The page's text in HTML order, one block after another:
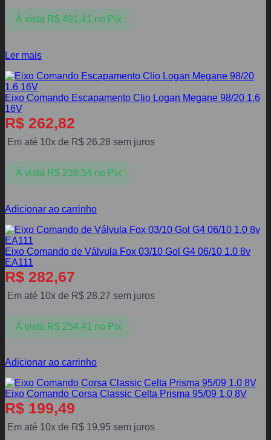
À vista R$491,41 no Pix
Ler mais
Eixo Comando Escapamento Clio Logan Megane 98/20 1.6
16V
R$ 262,82
Em até 10x de R$ 26,28 sem juros
À vista R$236,54 no Pix
Adicionar ao carrinho
Eixo Comando de Válvula Fox 03/10 Gol G4 06/10 1.0 8v
EA111
R$ 282,67
Em até 10x de R$ 28,27 sem juros
À vista R$254,41 no Pix
Adicionar ao carrinho
Eixo Comando Corsa Classic Celta Prisma 95/09 1.0 8V
R$ 199,49
Em até 10x de R$ 19,95 sem juros